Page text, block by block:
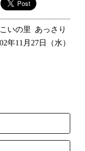
こいの里
あっさり
年11月27日（水）